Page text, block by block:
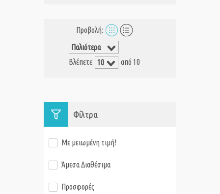
Προβολή:
Βλέπετε από 10
Φίλτρα
Με μειωμένη τιμή!
Άμεσα Διαθέσιμα
Προσφορές